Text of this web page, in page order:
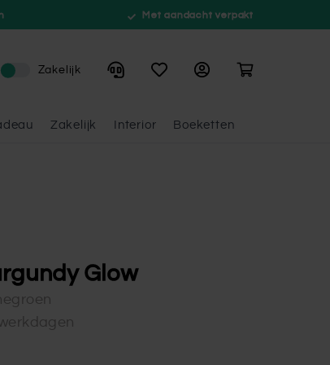
Met aandacht verpakt
Zakelijk Interior Boeketten
Zakelijk Winkelwagen
Glow